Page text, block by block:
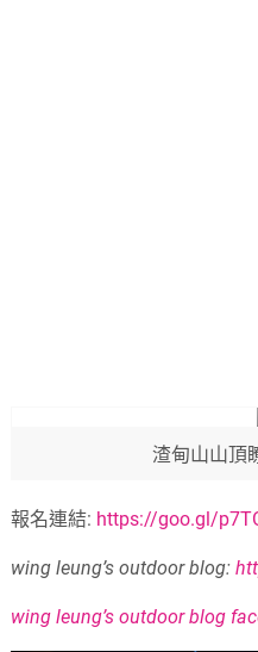
渣甸山山頂
報名連結: https://goo.gl/
wing leung’s outdoor blog:
wing leung’s outdoor blog